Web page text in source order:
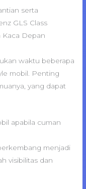
serta
GLS Class
Kaca Depan
waktu beberapa
mobil. Penting
yang dapat
apabila cuman
menjadi
visibilitas dan